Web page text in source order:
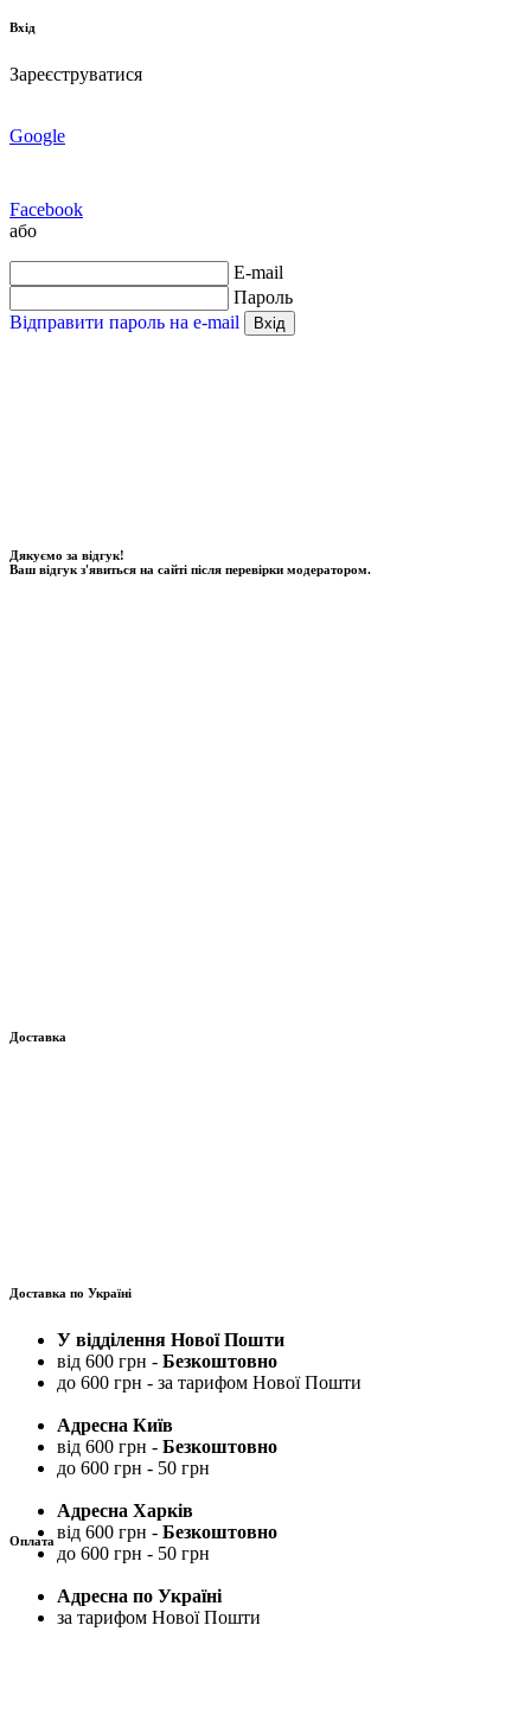
Вхід
Зареєструватися
Google
Facebook
або
E-mail
Пароль
Відправити пароль на e-mail
Вхід
Дякуємо за відгук!
Ваш відгук з'явиться на сайті після перевірки модератором.
Доставка
Доставка по Україні
У відділення Нової Пошти
від 600 грн - Безкоштовно
до 600 грн - за тарифом Нової Пошти
Адресна Київ
від 600 грн - Безкоштовно
до 600 грн - 50 грн
Адресна Харків
від 600 грн - Безкоштовно
до 600 грн - 50 грн
Адресна по Україні
за тарифом Нової Пошти
Оплата